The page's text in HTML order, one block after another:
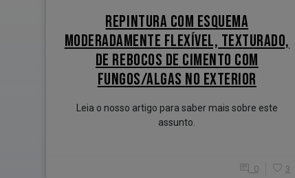
REPINTURA COM ESQUEMA
MODERADAMENTE FLEXÍVEL, TEXTURADO,
DE REBOCOS DE CIMENTO COM
FUNGOS/ALGAS NO EXTERIOR
Leia o nosso artigo para saber mais sobre este
assunto.
0 3